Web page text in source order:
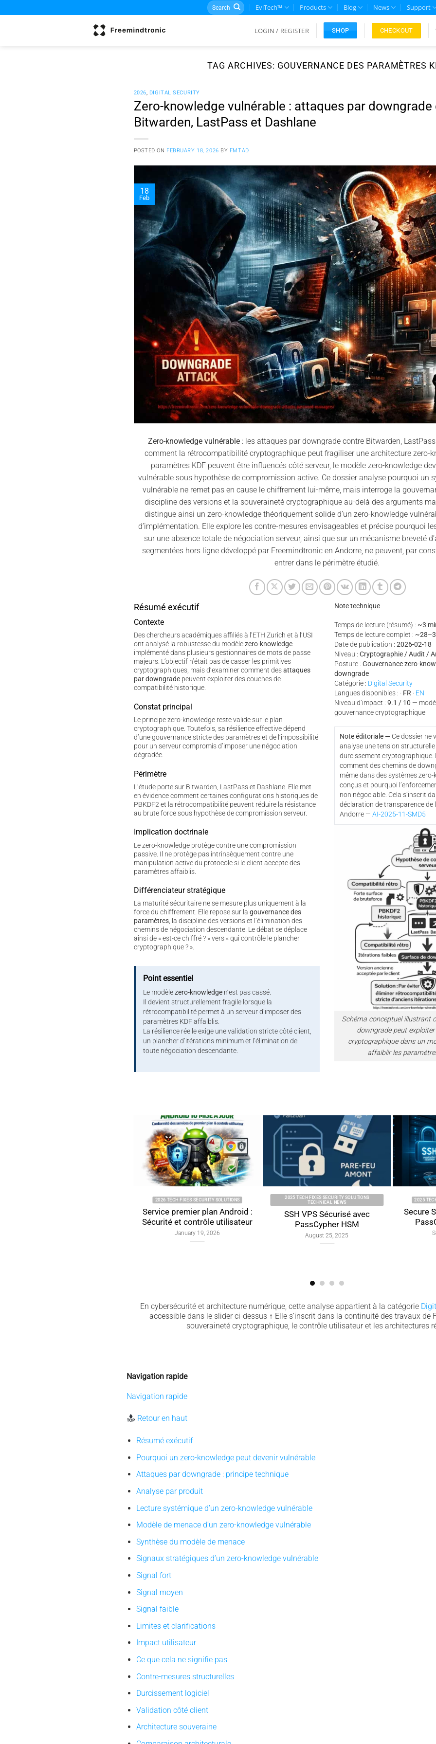
to
Search
for:
EviTech™ Products Blog News Support
LOGIN / REGISTER SHOP CHECKOUT
TAG ARCHIVES: GOUVERNANCE DES PARAMÈTRES
2026, DIGITAL SECURITY
Zero-knowledge vulnérable : attaques par downgrade
Bitwarden, LastPass et Dashlane
POSTED ON FEBRUARY 18, 2026 BY FMTAD
18
Feb
Zero-knowledge vulnérable: les attaques par downgrade contre Bitwarden,
comment la rétrocompatibilité cryptographique peut fragiliser une architecture zero-
paramètres KDF peuvent être influencés côté serveur, le modèle zero-knowledge
vulnérable sous hypothèse de compromission active. Ce dossier analyse pourquoi un
vulnérable ne remet pas en cause le chiffrement lui-même, mais interroge la
discipline des versions et la souveraineté cryptographique au-delà des arguments
distingue ainsi un zero-knowledge théoriquement solide d’un zero-knowledge
d’implémentation. Elle explore les contre-mesures envisageables et précise pourquoi
sur une absence totale de négociation serveur, ainsi que sur un mécanisme breveté
segmentées hors ligne développé par Freemindtronic en Andorre, ne peuvent, par
entrer dans le périmètre étudié.
Résumé exécutif
Contexte
Des chercheurs académiques affiliés à l’ETH Zurich et à l’USI
ont analysé la robustesse du modèlezero-knowledge
implémenté dans plusieurs gestionnaires de mots de passe
majeurs. L’objectif n’était pas de casser les primitives
cryptographiques, mais d’examiner comment desattaques
par downgradepeuvent exploiter des couches de
compatibilité historique.
Constat principal
Le principe zero-knowledge reste valide sur le plan
cryptographique. Toutefois, sa résilience effective dépend
d’une gouvernance stricte des paramètres et de l’impossibilité
pour un serveur compromis d’imposer une négociation
dégradée.
Périmètre
L’étude porte sur Bitwarden, LastPass et Dashlane. Elle met
en évidence comment certaines configurations historiques de
PBKDF2 et la rétrocompatibilité peuvent réduire la résistance
au brute force sous hypothèse de compromission serveur.
Implication doctrinale
Le zero-knowledge protège contre une compromission
passive. Il ne protège pas intrinsèquement contre une
manipulation active du protocole si le client accepte des
paramètres affaiblis.
Différenciateur stratégique
La maturité sécuritaire ne se mesure plus uniquement à la
force du chiffrement. Elle repose sur la gouvernance des
paramètres, la discipline des versions et l’élimination des
chemins de négociation descendante. Le débat se déplace
ainsi de « est-ce chiffré ? » vers « qui contrôle le plancher
cryptographique ? ».
Point essentiel
Le modèlezero-knowledgen’est pas cassé.
Il devient structurellement fragile lorsque la
rétrocompatibilité permet à un serveur d’imposer des
paramètres KDF affaiblis.
La résilience réelle exige une validation stricte côté client,
un plancher d’itérations minimum et l’élimination de
toute négociation descendante.
Note technique
Temps de lecture (résumé) : ~3
Temps de lecture complet :
Date de publication : 2026-02-18
Niveau : Cryptographie / Audit /
Posture : Gouvernance zero-
downgrade
Catégorie : Digital Security
Langues disponibles : · FR · EN
Niveau d’impact : 9.1 / 10 —
gouvernance cryptographique
Note éditoriale — Ce dossier ne
analyse une tension
durcissement cryptographique.
comment des chemins de
même dans des systèmes
conçus et pourquoi
non négociable. Cela s’inscrit
déclaration de transparence de
Andorre — AI-2025-11-SMD5
Schéma conceptuel illustrant
downgrade peut
cryptographique dans un
affaiblir les
2026 TECH FIXES SECURITY SOLUTIONS
Service premier plan Android :
Sécurité et contrôle utilisateur
2025 TECH FIXES SECURITY SOLUTIONS
TECHNICAL NEWS
SSH VPS Sécurisé avec
PassCypher HSM
2025 TECH FIXES SECURITY SOLUTIONS
Secure SSH key for VPS
PassCypher HSM PGP
En cybersécurité et architecture numérique, cette analyse appartient à la catégorie
accessible dans le slider ci-dessus ↑ Elle s’inscrit dans la continuité des travaux de
souveraineté cryptographique, le contrôle utilisateur et les architectures
Navigation rapide
Navigation rapide
Retour en haut
Résumé exécutif
Pourquoi un zero-knowledge peut devenir vulnérable
Attaques par downgrade : principe technique
Analyse par produit
Lecture systémique d’un zero-knowledge vulnérable
Modèle de menace d’un zero-knowledge vulnérable
Synthèse du modèle de menace
Signaux stratégiques d’un zero-knowledge vulnérable
Signal fort
Signal moyen
Signal faible
Limites et clarifications
Impact utilisateur
Ce que cela ne signifie pas
Contre-mesures structurelles
Durcissement logiciel
Validation côté client
Architecture souveraine